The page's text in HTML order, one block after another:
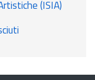
(ISIA)